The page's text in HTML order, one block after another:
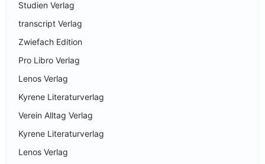
Studien Verlag
transcript Verlag
Zwiefach Edition
Pro Libro Verlag
Lenos Verlag
Kyrene Literaturverlag
Verein Alltag Verlag
Kyrene Literaturverlag
Lenos Verlag